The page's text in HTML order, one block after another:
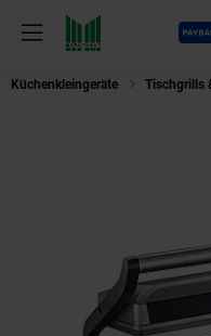
Menü
Küchenkleingeräte Tischgrills